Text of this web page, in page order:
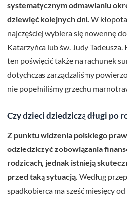
systematycznym odmawianiu
dziewięć kolejnych dni. W
najczęściej wybiera się nowennę
Katarzyńca lub św. Judy Tadeusza.
ten poświęcić także na rachunek
dotychczas zarządzaliśmy
nie popełniliśmy grzechu
Czy dzieci dziedziczą długi po
Z punktu widzenia polskiego
odziedziczyć zobowiązania
rodzicach, jednak istnieją
przed taką sytuacją. Według
spadkobierca ma sześć miesięcy